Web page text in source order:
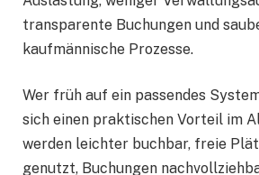
transparente Buchungen und
kaufmännische Prozesse.
Wer früh auf ein passendes
sich einen praktischen Vorteil im
werden leichter buchbar, freie
genutzt, Buchungen